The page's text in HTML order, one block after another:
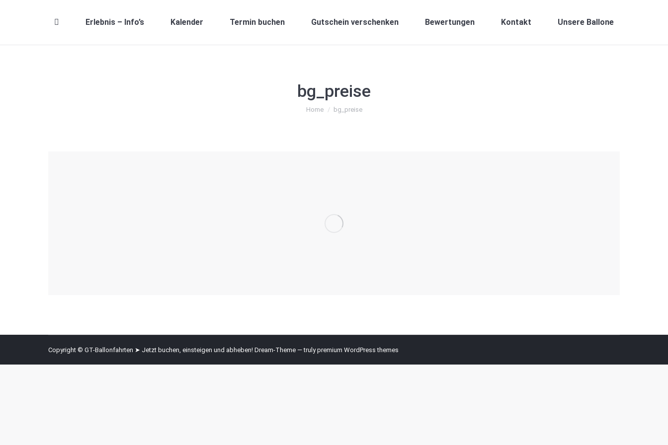
Erlebnis – Info’s Kalender Termin buchen Gutschein verschenken Bewertungen Kontakt Unsere Ballone
bg_preise
You are here:
Home bg_preise
Copyright © GT-Ballonfahrten ➤ Jetzt buchen, einsteigen und abheben! Dream-Theme — trulypremium WordPress themes